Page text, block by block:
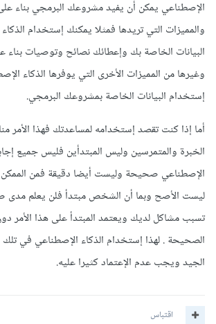
الإصطناعي يمكن أن يفيد مشروعك البرمجي بناء
والمميزات التي تريدها فمثلا يمكنك إستخدام
البيانات الخاصة بك وإعطائك نصائح وتوصيات بناء
وغيرها من المميزات الأخرى التي يوفرها الذكاء
إستخدام البيانات الخاصة بمشروعك البرمجي.
أما إذا كنت تقصد إستخدامه لمساعدتك فهذا
الخبرة والمتمرسين وليس المبتدأين فليس جميع
الإصطناعي صحيحة وليست أيضا دقيقة فمن الممكن
ليست الأصح وبما أن الشخص مبتدأ فلن يعلم مدى
تسبب مشاكل لديك ويعتمد المبتدأ على هذا الأمر
الصحيحة . لهذا إستخدام الذكاء الإصطناعي في تلك
الجيد ويجب عدم الإعتماد كثيرا عليه.
اقتباس